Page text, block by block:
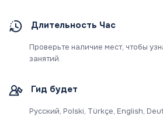
Длительность Час
Проверьте наличие мест, чтобы
занятий.
Гид будет
Русский, Polski, Türkçe, English,